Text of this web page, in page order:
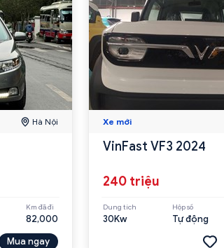
Hà Nội
Km đã đi
82,000
Mua ngay
Xe mới
VinFast VF3 2024
240 triệu
Dung tích
30Kw
Hộp số
Tự động